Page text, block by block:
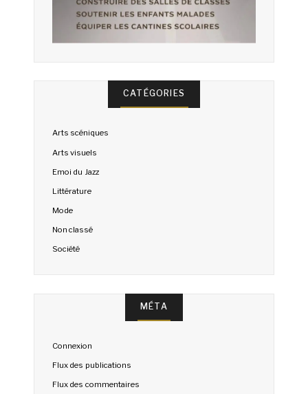
CATÉGORIES
Arts scéniques
Arts visuels
Emoi du Jazz
Littérature
Mode
Non classé
Société
MÉTA
Connexion
Flux des publications
Flux des commentaires